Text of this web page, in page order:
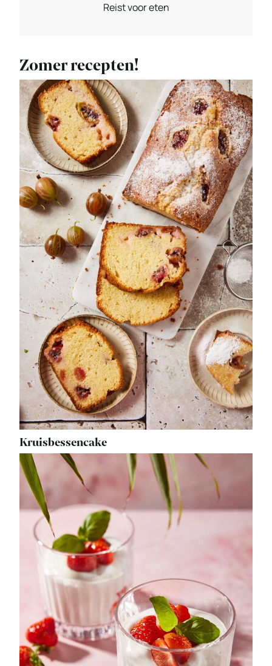
Reist voor eten
Zomer recepten!
Kruisbessencake